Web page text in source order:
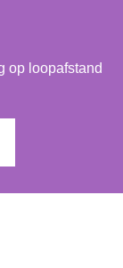
op loopafstand